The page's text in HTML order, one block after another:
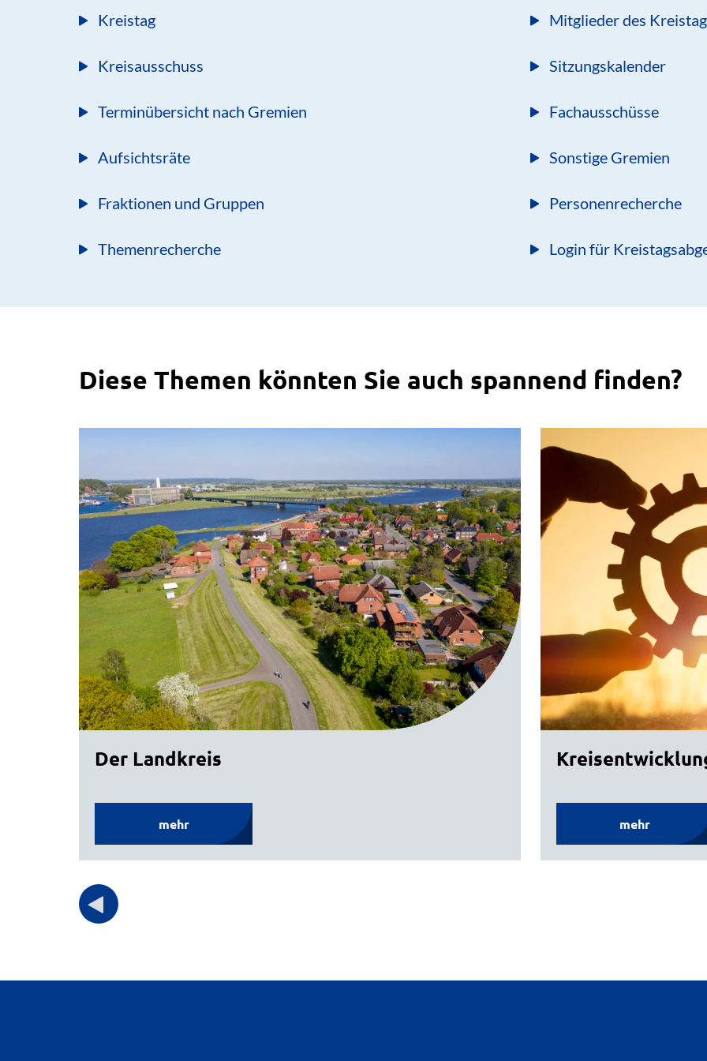
Kreistag Mitglieder des
Kreisausschuss Sitzungskalender
Terminübersicht nach Gremien Fachausschüsse
Aufsichtsräte Sonstige Gremien
Fraktionen und Gruppen Personenrecherche
Themenrecherche Login für
Diese Themen könnten Sie auch spannend finden?
Der Landkreis
mehr mehr